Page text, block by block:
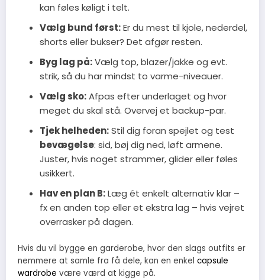
kan føles køligt i telt.
Vælg bund først:Er du mest til kjole, nederdel,
shorts eller bukser? Det afgør resten.
Byg lag på:Vælg top, blazer/jakke og evt.
strik, så du har mindst to varme-niveauer.
Vælg sko:Afpas efter underlaget og hvor
meget du skal stå. Overvej et backup-par.
Tjek helheden:Stil dig foran spejlet og test
bevægelse: sid, bøj dig ned, løft armene.
Juster, hvis noget strammer, glider eller føles
usikkert.
Hav en plan B:Læg ét enkelt alternativ klar –
fx en anden top eller et ekstra lag – hvis vejret
overrasker på dagen.
Hvis du vil bygge en garderobe, hvor den slags outfits er
nemmere at samle fra få dele, kan en enkel capsule
wardrobe være værd at kigge på.